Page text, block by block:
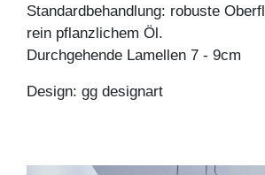
Standardbehandlung: robuste
rein pflanzlichem Öl.
Durchgehende Lamellen 7 - 9cm
Design: gg designart